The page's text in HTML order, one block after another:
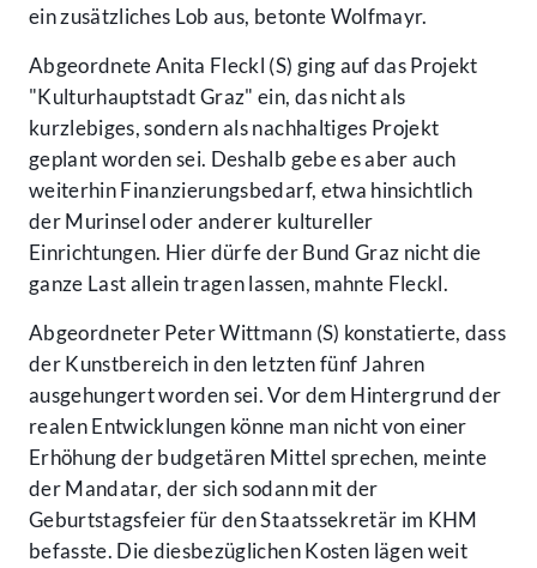
ein zusätzliches Lob aus, betonte Wolfmayr.
Abgeordnete Anita Fleckl (S) ging auf das Projekt
"Kulturhauptstadt Graz" ein, das nicht als
kurzlebiges, sondern als nachhaltiges Projekt
geplant worden sei. Deshalb gebe es aber auch
weiterhin Finanzierungsbedarf, etwa hinsichtlich
der Murinsel oder anderer kultureller
Einrichtungen. Hier dürfe der Bund Graz nicht die
ganze Last allein tragen lassen, mahnte Fleckl.
Abgeordneter Peter Wittmann (S) konstatierte, dass
der Kunstbereich in den letzten fünf Jahren
ausgehungert worden sei. Vor dem Hintergrund der
realen Entwicklungen könne man nicht von einer
Erhöhung der budgetären Mittel sprechen, meinte
der Mandatar, der sich sodann mit der
Geburtstagsfeier für den Staatssekretär im KHM
befasste. Die diesbezüglichen Kosten lägen weit